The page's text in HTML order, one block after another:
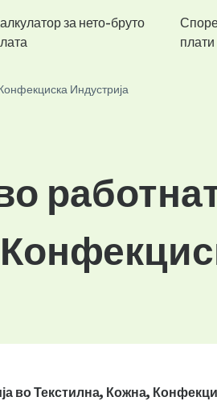
за нето-бруто
плати
Индустрија
во Текстилна, Кожна,